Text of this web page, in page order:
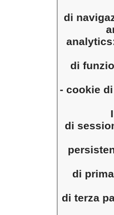
di
di
- cookie
di
di
di terza